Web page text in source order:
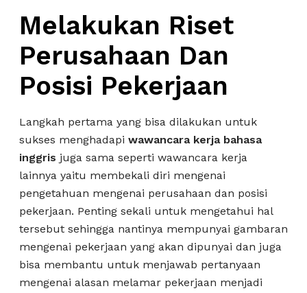
Melakukan Riset
Perusahaan Dan
Posisi Pekerjaan
Langkah pertama yang bisa dilakukan untuk
sukses menghadapi wawancara kerja bahasa
inggris juga sama seperti wawancara kerja
lainnya yaitu membekali diri mengenai
pengetahuan mengenai perusahaan dan posisi
pekerjaan. Penting sekali untuk mengetahui hal
tersebut sehingga nantinya mempunyai gambaran
mengenai pekerjaan yang akan dipunyai dan juga
bisa membantu untuk menjawab pertanyaan
mengenai alasan melamar pekerjaan menjadi